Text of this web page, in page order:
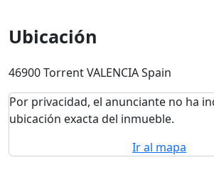
Ubicación
46900 Torrent VALENCIA Spain
Por privacidad, el anunciante no ha
ubicación exacta del inmueble.
Ir al mapa